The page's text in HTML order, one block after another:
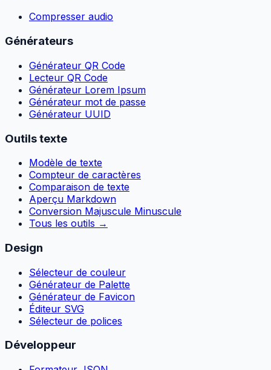
Compresser audio
Générateurs
Générateur QR Code
Lecteur QR Code
Générateur Lorem Ipsum
Générateur mot de passe
Générateur UUID
Outils texte
Modèle de texte
Compteur de caractères
Comparaison de texte
Aperçu Markdown
Conversion Majuscule Minuscule
Tous les outils →
Design
Sélecteur de couleur
Générateur de Palette
Générateur de Favicon
Éditeur SVG
Sélecteur de polices
Développeur